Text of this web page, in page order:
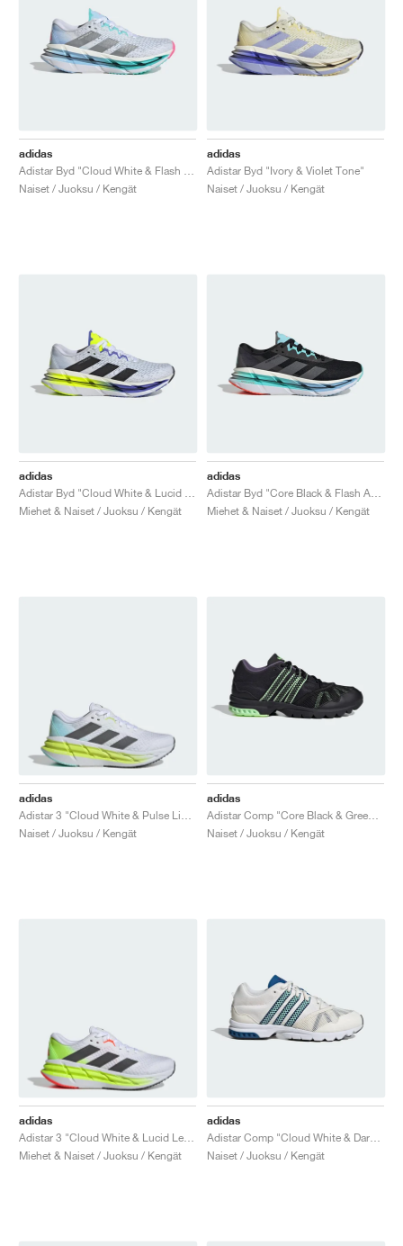
adidas
Naiset / Juoksu / Kengät
adidas
Adistar Byd "Ivory & Violet Tone"
Naiset / Juoksu / Kengät
adidas
Miehet & Naiset / Juoksu / Kengät
adidas
Miehet & Naiset / Juoksu / Kengät
adidas
Naiset / Juoksu / Kengät
adidas
Naiset / Juoksu / Kengät
adidas
Miehet & Naiset / Juoksu / Kengät
adidas
Naiset / Juoksu / Kengät